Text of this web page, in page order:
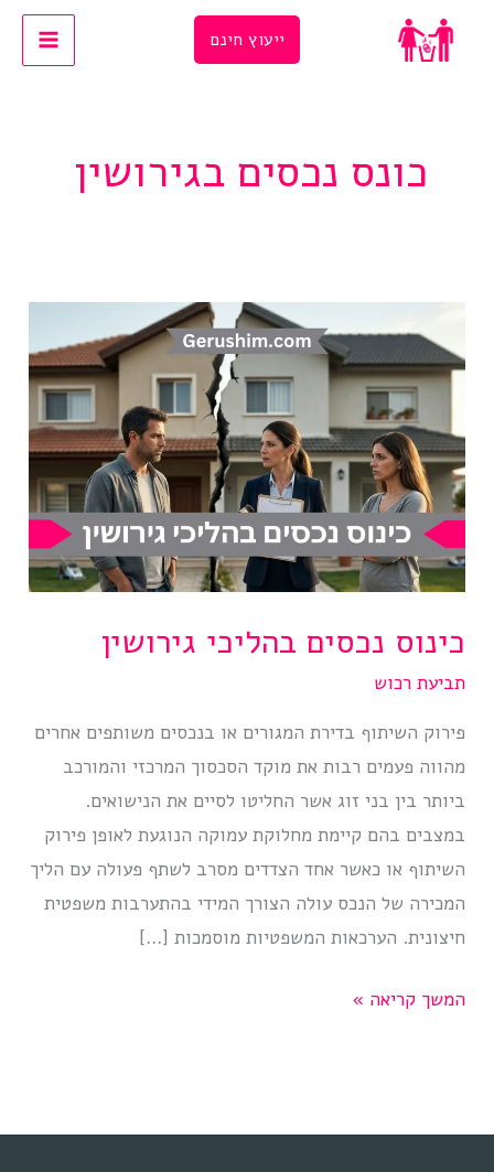
ייעוץ חינם
כונס נכסים בגירושין
כינוס נכסים בהליכי גירושין
תביעת רכוש
פירוק השיתוף בדירת המגורים או בנכסים משותפים אחרים
מהווה פעמים רבות את מוקד הסכסוך המרכזי והמורכב
ביותר בין בני זוג אשר החליטו לסיים את הנישואים.
במצבים בהם קיימת מחלוקת עמוקה הנוגעת לאופן פירוק
השיתוף או כאשר אחד הצדדים מסרב לשתף פעולה עם הליך
המכירה של הנכס עולה הצורך המידי בהתערבות משפטית
חיצונית. הערכאות המשפטיות מוסמכות […]
כינוס
המשך קריאה »